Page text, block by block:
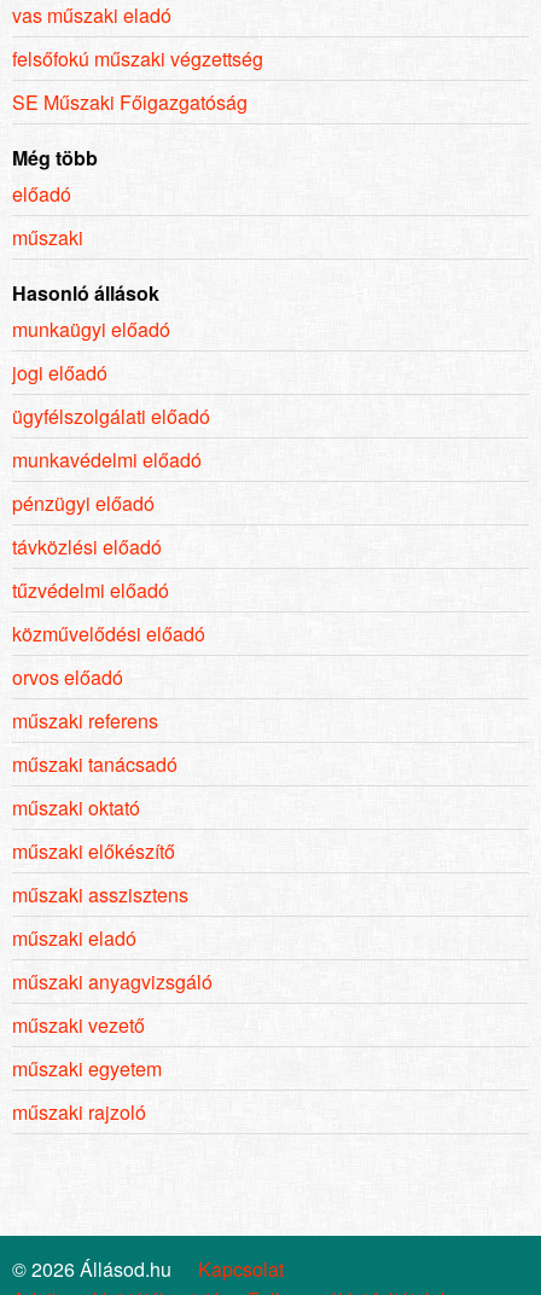
vas műszaki eladó
felsőfokú műszaki végzettség
SE Műszaki Főigazgatóság
Még több
előadó
műszaki
Hasonló állások
munkaügyi előadó
jogi előadó
ügyfélszolgálati előadó
munkavédelmi előadó
pénzügyi előadó
távközlési előadó
tűzvédelmi előadó
közművelődési előadó
orvos előadó
műszaki referens
műszaki tanácsadó
műszaki oktató
műszaki előkészítő
műszaki asszisztens
műszaki eladó
műszaki anyagvizsgáló
műszaki vezető
műszaki egyetem
műszaki rajzoló
© 2026 Állásod.hu
Kapcsolat